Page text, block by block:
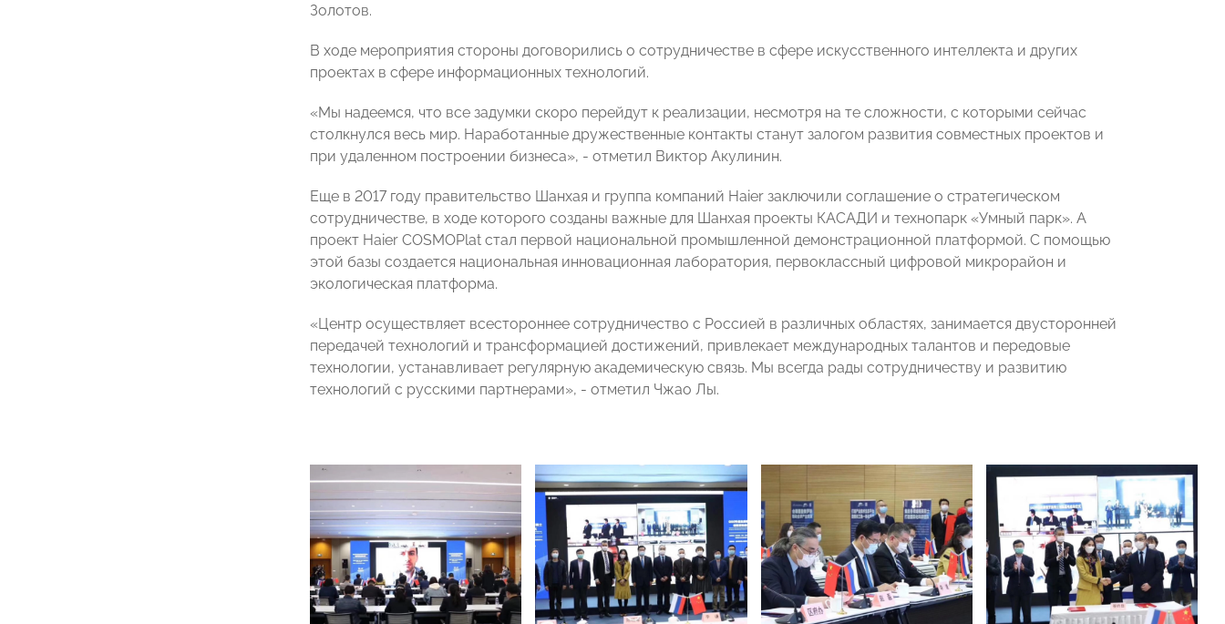
Золотов.
В ходе мероприятия стороны договорились о сотрудничестве в сфере искусственного интеллекта и других
проектах в сфере информационных технологий.
«Мы надеемся, что все задумки скоро перейдут к реализации, несмотря на те сложности, с которыми сейчас
столкнулся весь мир. Наработанные дружественные контакты станут залогом развития совместных проектов и
при удаленном построении бизнеса», - отметил Виктор Акулинин.
Еще в 2017 году правительство Шанхая и группа компаний Haier заключили соглашение о стратегическом
сотрудничестве, в ходе которого созданы важные для Шанхая проекты КАСАДИ и технопарк «Умный парк». А
проект Haier COSMOPlat стал первой национальной промышленной демонстрационной платформой. С помощью
этой базы создается национальная инновационная лаборатория, первоклассный цифровой микрорайон и
экологическая платформа.
«Центр осуществляет всестороннее сотрудничество с Россией в различных областях, занимается двусторонней
передачей технологий и трансформацией достижений, привлекает международных талантов и передовые
технологии, устанавливает регулярную академическую связь. Мы всегда рады сотрудничеству и развитию
технологий с русскими партнерами», - отметил Чжао Лы.